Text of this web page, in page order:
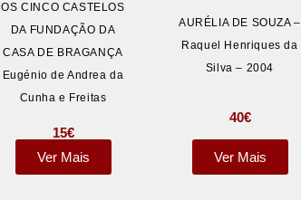
OS CINCO CASTELOS
DA FUNDAÇÃO DA
CASA DE BRAGANÇA
Eugénio de Andrea da
Cunha e Freitas
15€
Ver Mais
AURÉLIA DE SOUZA –
Raquel Henriques da
Silva – 2004
40€
Ver Mais